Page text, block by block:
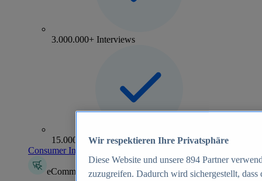
3.000.000+ Interviews
15.000+ Marken
Consumer Insights entdecken
eCommerce Insights
Wir respektieren Ihre Privatsphäre
Diese Website und unsere 894 Partner
zuzugreifen. Dadurch wird sichergestellt,